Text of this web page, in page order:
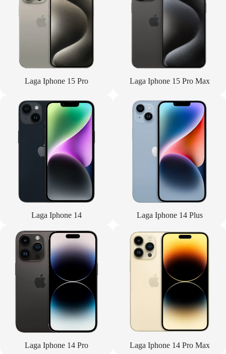
Laga Iphone 15 Pro Laga Iphone 15 Pro Max
Laga Iphone 14 Laga Iphone 14 Plus
Laga Iphone 14 Pro Laga Iphone 14 Pro Max